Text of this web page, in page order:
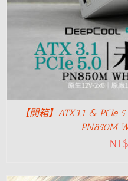
【開箱】ATX3.1 & PCIe
PN850M
NT$